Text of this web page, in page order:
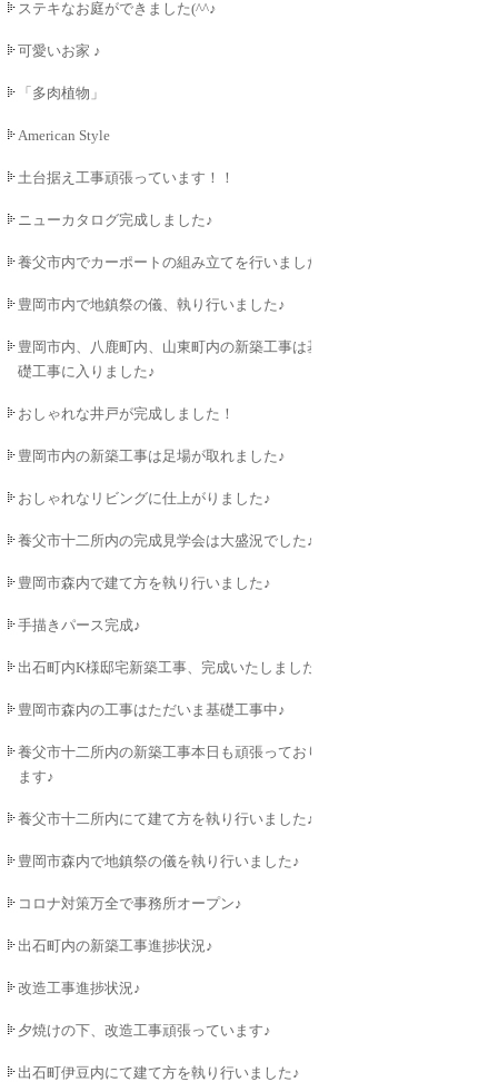
ステキなお庭ができました(^^♪
可愛いお家 ♪
「多肉植物」
American Style
土台据え工事頑張っています！！
ニューカタログ完成しました♪
養父市内でカーポートの組み立てを行いました♪
豊岡市内で地鎮祭の儀、執り行いました♪
豊岡市内、八鹿町内、山東町内の新築工事は基
礎工事に入りました♪
おしゃれな井戸が完成しました！
豊岡市内の新築工事は足場が取れました♪
おしゃれなリビングに仕上がりました♪
養父市十二所内の完成見学会は大盛況でした♪
豊岡市森内で建て方を執り行いました♪
手描きパース完成♪
出石町内K様邸宅新築工事、完成いたしました♪
豊岡市森内の工事はただいま基礎工事中♪
養父市十二所内の新築工事本日も頑張っており
ます♪
養父市十二所内にて建て方を執り行いました♪
豊岡市森内で地鎮祭の儀を執り行いました♪
コロナ対策万全で事務所オープン♪
出石町内の新築工事進捗状況♪
改造工事進捗状況♪
夕焼けの下、改造工事頑張っています♪
出石町伊豆内にて建て方を執り行いました♪